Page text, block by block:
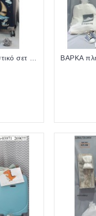
ΒΑΡΚΑ πλήρες βαπτιστικό σετ ΜΕ ΒΑΛΙΤΣΑ ΤΡΟΛΕΥ ΤΖΑ-24930 425.00€!!!